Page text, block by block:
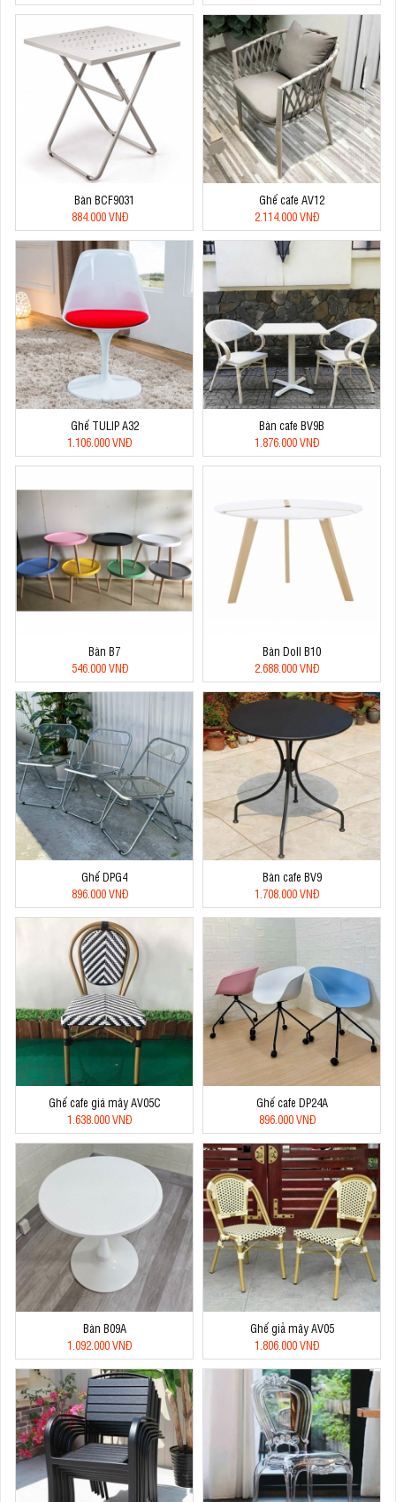
Bàn BCF9031
884.000 VNĐ
Ghế cafe AV12
2.114.000 VNĐ
Ghế TULIP A32
1.106.000 VNĐ
Bàn cafe BV9B
1.876.000 VNĐ
Bàn B7
546.000 VNĐ
Bàn Doll B10
2.688.000 VNĐ
Ghế DPG4
896.000 VNĐ
Bàn cafe BV9
1.708.000 VNĐ
Ghế cafe giá mây AV05C
1.638.000 VNĐ
Ghế cafe DP24A
896.000 VNĐ
Bàn B09A
1.092.000 VNĐ
Ghế giả mây AV05
1.806.000 VNĐ